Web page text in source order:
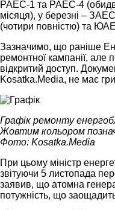
РАЕС-1 та РАЕС-4
місяця), у березні –
(чотири повністю) та
Зазначимо, що раніше
ремонтної кампанії, але
відкритий доступ.
Kosatka.Media, не має
Графік ремонту
Жовтим кольором
Фото: Kosatka.Media
При цьому міністр
звітуючи 5 листопада
заявив, що атомна
потужність, що